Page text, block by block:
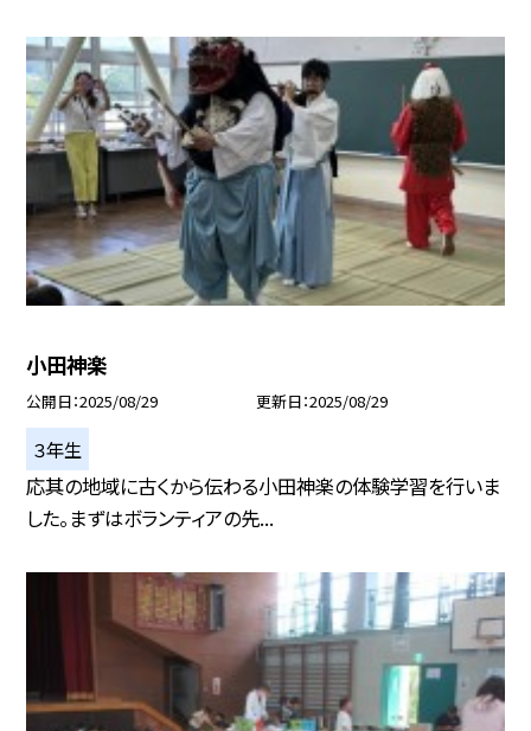
小田神楽
公開日 2025/08/29 更新日 2025/08/29
３年生
応其の地域に古くから伝わる小田神楽の体験学習を行いま
した。まずはボランティアの先...